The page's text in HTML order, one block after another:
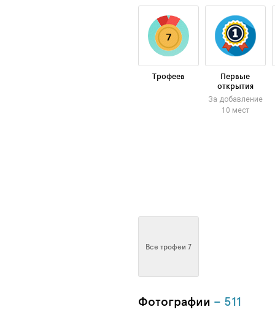
7
Трофеев
Первые
открытия
За добавление
10 мест
Все трофеи 7
Фотографии – 511